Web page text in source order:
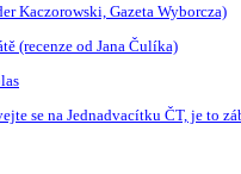
Kaczorowski, Gazeta Wyborcza)
(recenze od Jana Čulíka)
se na Jednadvacítku ČT, je to